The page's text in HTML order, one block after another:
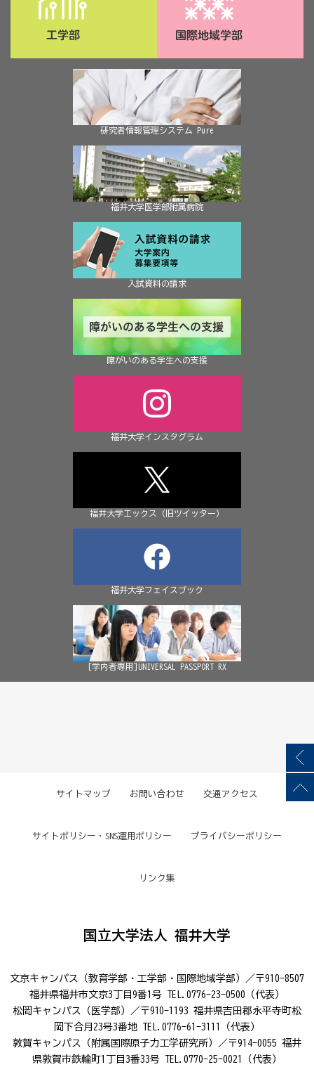
研究者情報管理システム Pure
福井大学医学部附属病院
入試資料の請求
障がいのある学生への支援
福井大学インスタグラム
福井大学エックス（旧ツイッター）
福井大学フェイスブック
[学内者専用]UNIVERSAL PASSPORT RX
サイトマップ お問い合わせ 交通アクセス
サイトポリシー・SNS運用ポリシー プライバシーポリシー
リンク集
国立大学法人 福井大学
文京キャンパス（教育学部・工学部・国際地域学部）／〒910-8507
福井県福井市文京3丁目9番1号 TEL.0776-23-0500（代表）
松岡キャンパス（医学部）／〒910-1193 福井県吉田郡永平寺町松
岡下合月23号3番地 TEL.0776-61-3111（代表）
敦賀キャンパス（附属国際原子力工学研究所）／〒914-0055 福井
県敦賀市鉄輪町1丁目3番33号 TEL.0770-25-0021（代表）